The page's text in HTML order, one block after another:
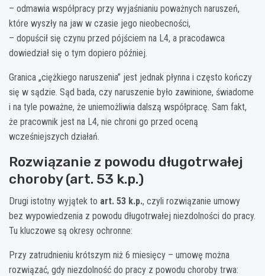
– odmawia współpracy przy wyjaśnianiu poważnych naruszeń,
które wyszły na jaw w czasie jego nieobecności,
– dopuścił się czynu przed pójściem na L4, a pracodawca
dowiedział się o tym dopiero później.
Granica „ciężkiego naruszenia” jest jednak płynna i często kończy
się w sądzie. Sąd bada, czy naruszenie było zawinione, świadome
i na tyle poważne, że uniemożliwia dalszą współpracę. Sam fakt,
że pracownik jest na L4, nie chroni go przed oceną
wcześniejszych działań.
Rozwiązanie z powodu długotrwałej
choroby (art. 53 k.p.)
Drugi istotny wyjątek to art. 53 k.p., czyli rozwiązanie umowy
bez wypowiedzenia z powodu długotrwałej niezdolności do pracy.
Tu kluczowe są okresy ochronne:
Przy zatrudnieniu krótszym niż 6 miesięcy – umowę można
rozwiązać, gdy niezdolność do pracy z powodu choroby trwa: